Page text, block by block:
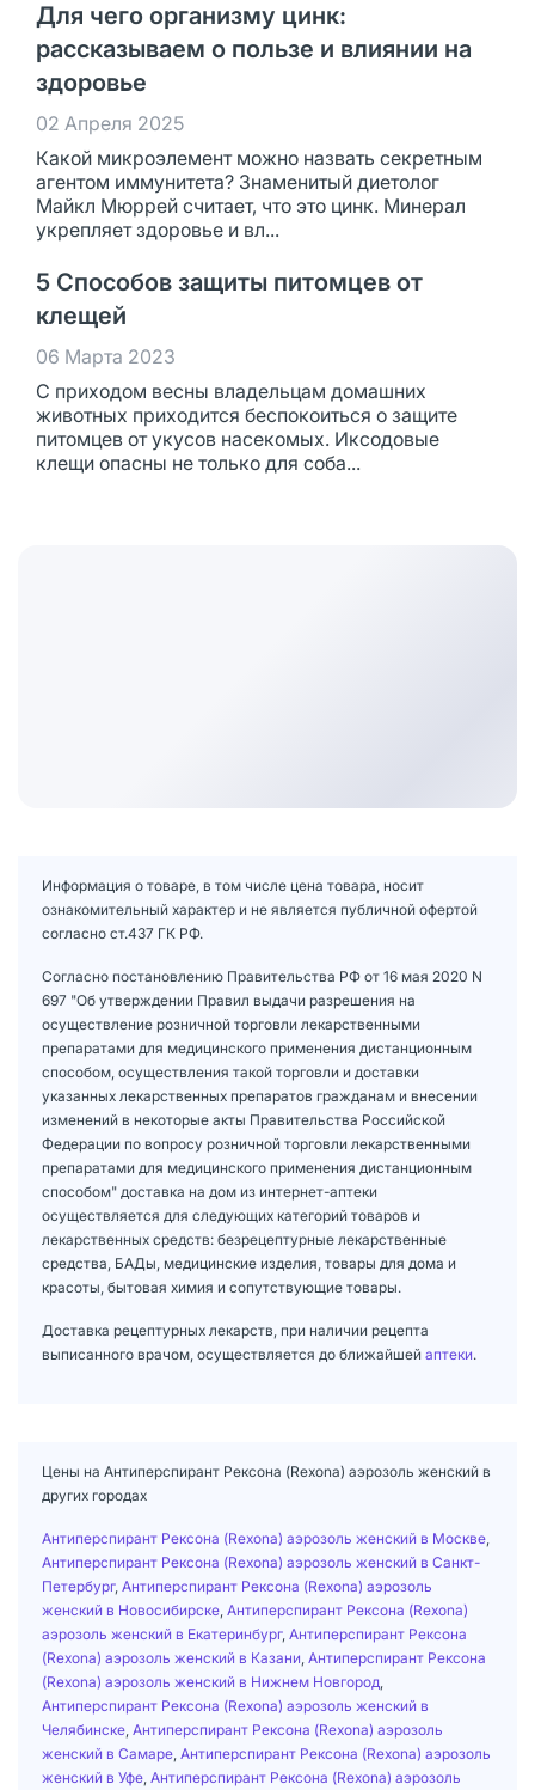
Для чего организму цинк:
рассказываем о пользе и влиянии на
здоровье
02 Апреля 2025
Какой микроэлемент можно назвать секретным
агентом иммунитета? Знаменитый диетолог
Майкл Мюррей считает, что это цинк. Минерал
укрепляет здоровье и вл...
5 Способов защиты питомцев от
клещей
06 Марта 2023
С приходом весны владельцам домашних
животных приходится беспокоиться о защите
питомцев от укусов насекомых. Иксодовые
клещи опасны не только для соба...
Информация о товаре, в том числе цена товара, носит
ознакомительный характер и не является публичной офертой
согласно ст.437 ГК РФ.
Согласно постановлению Правительства РФ от 16 мая 2020 N
697 "Об утверждении Правил выдачи разрешения на
осуществление розничной торговли лекарственными
препаратами для медицинского применения дистанционным
способом, осуществления такой торговли и доставки
указанных лекарственных препаратов гражданам и внесении
изменений в некоторые акты Правительства Российской
Федерации по вопросу розничной торговли лекарственными
препаратами для медицинского применения дистанционным
способом" доставка на дом из интернет-аптеки
осуществляется для следующих категорий товаров и
лекарственных средств: безрецептурные лекарственные
средства, БАДы, медицинские изделия, товары для дома и
красоты, бытовая химия и сопутствующие товары.
Доставка рецептурных лекарств, при наличии рецепта
выписанного врачом, осуществляется до ближайшей аптеки.
Цены на Антиперспирант Рексона (Rexona) аэрозоль женский в
других городах
Антиперспирант Рексона (Rexona) аэрозоль женский в Москве
Антиперспирант Рексона (Rexona) аэрозоль женский в Санкт-
Петербург, Антиперспирант Рексона (Rexona) аэрозоль
женский в Новосибирске Антиперспирант Рексона (Rexona)
аэрозоль женский в Екатеринбург, Антиперспирант Рексона
(Rexona) аэрозоль женский в Казани Антиперспирант Рексона
(Rexona) аэрозоль женский в Нижнем Новгород
Антиперспирант Рексона (Rexona) аэрозоль женский в
Челябинске Антиперспирант Рексона (Rexona) аэрозоль
женский в Самаре Антиперспирант Рексона (Rexona) аэрозоль
женский в Уфе Антиперспирант Рексона (Rexona) аэрозоль